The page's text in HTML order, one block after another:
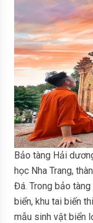
Bảo tàng Hải
học Nha Trang,
Đá. Trong bảo
biển, khu tai biến
mẫu sinh vật biển